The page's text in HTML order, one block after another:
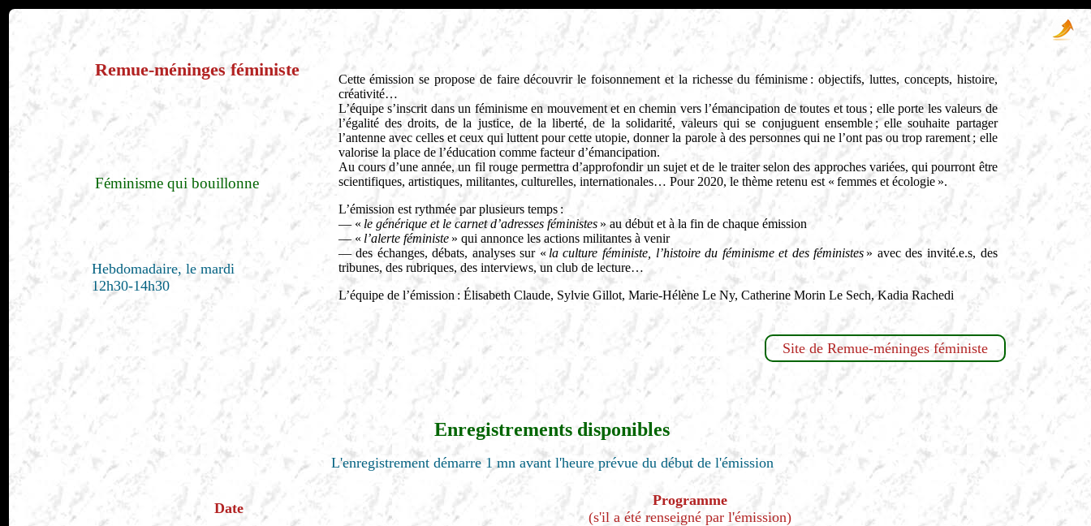
Remue-méninges féministe
Cette émission se propose de faire découvrir le foisonnement et la richesse du féminisme : objectifs, luttes, concepts, histoire,
créativité…
L’équipe s’inscrit dans un féminisme en mouvement et en chemin vers l’émancipation de toutes et tous ; elle porte les valeurs de
l’égalité des droits, de la justice, de la liberté, de la solidarité, valeurs qui se conjuguent ensemble ; elle souhaite partager
l’antenne avec celles et ceux qui luttent pour cette utopie, donner la parole à des personnes qui ne l’ont pas ou trop rarement ; elle
valorise la place de l’éducation comme facteur d’émancipation.
Au cours d’une année, un fil rouge permettra d’approfondir un sujet et de le traiter selon des approches variées, qui pourront être
scientifiques, artistiques, militantes, culturelles, internationales… Pour 2020, le thème retenu est « femmes et écologie ».
L’émission est rythmée par plusieurs temps :
— « le générique et le carnet d’adresses féministes» au début et à la fin de chaque émission
— « l’alerte féministe» qui annonce les actions militantes à venir
— des échanges, débats, analyses sur « la culture féministe, l’histoire du féminisme et des féministes» avec des invité.e.s, des
tribunes, des rubriques, des interviews, un club de lecture…
L’équipe de l’émission : Élisabeth Claude, Sylvie Gillot, Marie-Hélène Le Ny, Catherine Morin Le Sech, Kadia Rachedi
Féminisme qui bouillonne
Hebdomadaire, le mardi
12h30-14h30
Site de Remue-méninges féministe
Enregistrements disponibles
L'enregistrement démarre 1 mn avant l'heure prévue du début de l'émission
Date
Programme
(s'il a été renseigné par l'émission)